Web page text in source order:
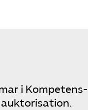
i Kompetens­